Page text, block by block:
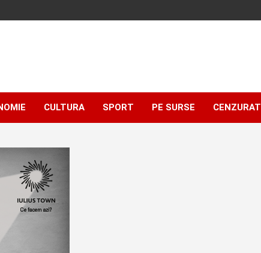
CULTURA SPORT PE SURSE CENZURAT